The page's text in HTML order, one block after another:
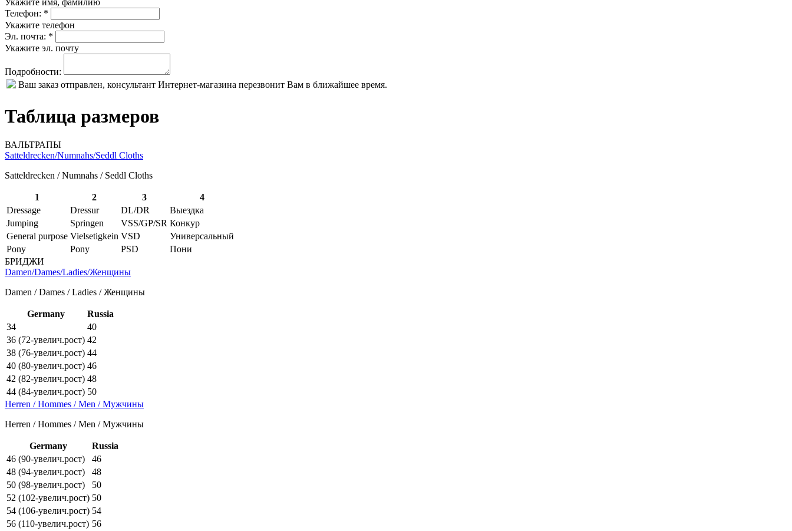
Укажите имя, фамилию
Телефон: *
Укажите телефон
Эл. почта: *
Укажите эл. почту
Подробности:
Ваш заказ отправлен, консультант Интернет-магазина перезвонит Вам в ближайшее время.
Таблица размеров
ВАЛЬТРАПЫ
Satteldrecken/Numnahs/Seddl Cloths
Satteldrecken / Numnahs / Seddl Cloths
1 2 3
4
Dressage
Dressur DL/DR
Выездка
Jumping
Springen VSS/GP/SR Конкур
General purpose Vielsetigkein VSD
Универсальный
Pony
Pony PSD
Пони
БРИДЖИ
Damen/Dames/Ladies/Женщины
Damen / Dames / Ladies / Женщины
Germany
Russia
34
40
36 (72-увелич.рост) 42
38 (76-увелич.рост) 44
40 (80-увелич.рост) 46
42 (82-увелич.рост) 48
44 (84-увелич.рост) 50
Herren / Hommes / Men / Мужчины
Herren / Hommes / Men / Мужчины
Germany
Russia
46 (90-увелич.рост)
46
48 (94-увелич.рост)
48
50 (98-увелич.рост)
50
52 (102-увелич.рост) 50
54 (106-увелич.рост) 54
56 (110-увелич.рост) 56